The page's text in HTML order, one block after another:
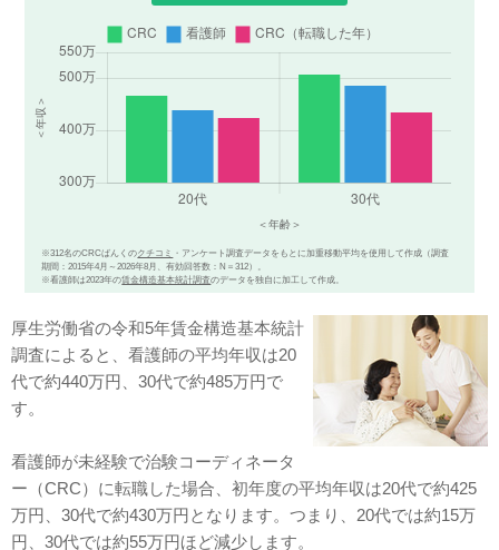
※312名のCRCばんくのクチコミ ・アンケート調査データをもとに加重移動平均を使用して作成（調査
期間：2015年4月～2026年8月、有効回答数：N＝312）。
※看護師は2023年の賃金構造基本統計調査のデータを独自に加工して作成。
厚生労働省の令和5年賃金構造基本統計
調査によると、看護師の平均年収は20
代で約440万円、30代で約485万円で
す。
看護師が未経験で治験コーディネータ
ー（CRC）に転職した場合、初年度の平均年収は20代で約425
万円、30代で約430万円となります。つまり、20代では約15万
円、30代では約55万円ほど減少します。